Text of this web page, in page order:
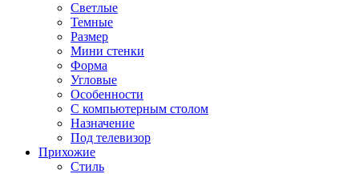
Светлые
Темные
Размер
Мини стенки
Форма
Угловые
Особенности
С компьютерным столом
Назначение
Под телевизор
Прихожие
Стиль